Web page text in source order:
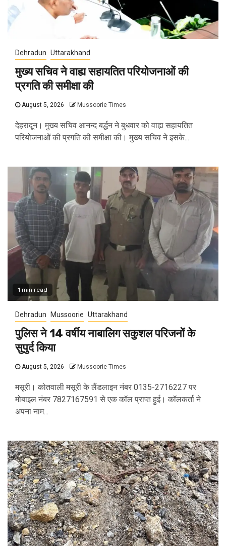
Dehradun Uttarakhand
मुख्य सचिव ने वाह्य सहायतित परियोजनाओं की
प्रगति की समीक्षा की
August 5, 2026 Mussoorie Times
देहरादून। मुख्य सचिव आनन्द बर्द्धन ने बुधवार को वाह्य सहायतित
परियोजनाओं की प्रगति की समीक्षा की। मुख्य सचिव ने इसके...
1 min read
Dehradun Mussoorie Uttarakhand
पुलिस ने 14 वर्षीय नाबालिग सकुशल परिजनों के
सुपुर्द किया
August 5, 2026 Mussoorie Times
मसूरी। कोतवाली मसूरी के लैंडलाइन नंबर 0135-2716227 पर
मोबाइल नंबर 7827167591 से एक कॉल प्राप्त हुई। कॉलकर्ता ने
अपना नाम...